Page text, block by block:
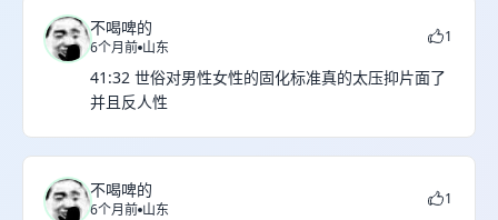
不喝啤的
6个月前 山东
1
41:32 世俗对男性女性的固化标准真的太压抑片面了
并且反人性
不喝啤的
6个月前 山东
1